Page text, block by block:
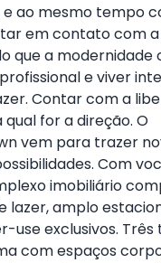
e ao mesmo tempo
em contato com
que a modernidade
e viver
Contar com a
qual for a direção. O
vem para trazer
Com
imobiliário
lazer, amplo
use exclusivos. Três
com espaços